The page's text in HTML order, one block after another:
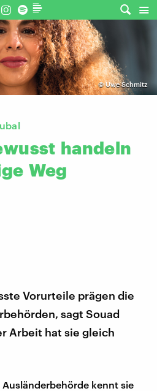
©Uwe Schmitz
handeln
Weg
Vorurteile prägen die
sagt Souad
Arbeit hat sie gleich
kennt sie